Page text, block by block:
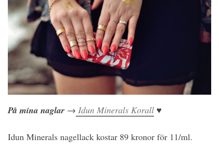
På mina naglar → Idun Minerals Korall ♥
Idun Minerals nagellack kostar 89 kronor för 11/ml.